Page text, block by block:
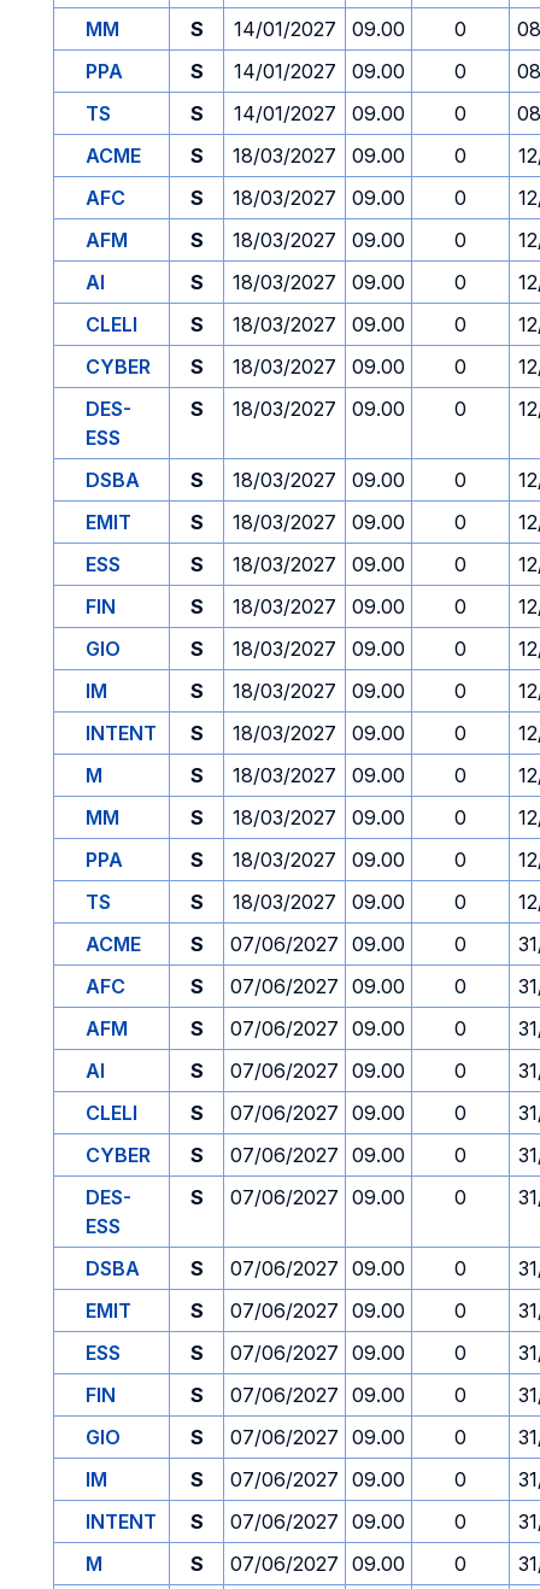
MM
S 14/01/2027 09.00 0
PPA
S 14/01/2027 09.00 0
TS
S 14/01/2027 09.00 0
ACME
S 18/03/2027 09.00 0
AFC
S 18/03/2027 09.00 0
AFM
S 18/03/2027 09.00 0
AI
S 18/03/2027 09.00 0
CLELI
S 18/03/2027 09.00 0
CYBER
S 18/03/2027 09.00 0
DES-
ESS
S 18/03/2027 09.00 0
DSBA S 18/03/2027 09.00 0
EMIT
S 18/03/2027 09.00 0
ESS
S 18/03/2027 09.00 0
FIN
S 18/03/2027 09.00 0
GIO
S 18/03/2027 09.00 0
IM
S 18/03/2027 09.00 0
INTENT
S 18/03/2027 09.00 0
M
S 18/03/2027 09.00 0
MM
S 18/03/2027 09.00 0
PPA
S 18/03/2027 09.00 0
TS
S 18/03/2027 09.00 0
ACME
S 07/06/2027 09.00 0
AFC
S 07/06/2027 09.00 0
AFM
S 07/06/2027 09.00 0
AI
S 07/06/2027 09.00 0
CLELI
S 07/06/2027 09.00 0
CYBER
S 07/06/2027 09.00 0
DES-
ESS
S 07/06/2027 09.00 0
DSBA S 07/06/2027 09.00 0
EMIT
S 07/06/2027 09.00 0
ESS
S 07/06/2027 09.00 0
FIN
S 07/06/2027 09.00 0
GIO
S 07/06/2027 09.00 0
IM
S 07/06/2027 09.00 0
INTENT
S 07/06/2027 09.00 0
M
S 07/06/2027 09.00 0